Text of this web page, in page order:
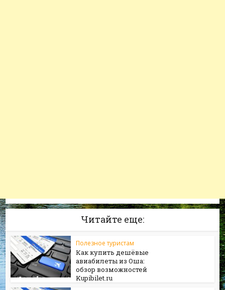
Читайте еще:
Полезное туристам
Как купить дешёвые
авиабилеты из Оша:
обзор возможностей
Kupibilet.ru